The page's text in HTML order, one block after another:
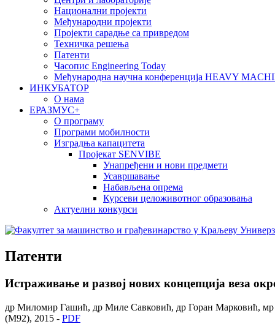
Национални пројекти
Међународни пројекти
Пројекти сарадње са привредом
Техничка решења
Патенти
Часопис Engineering Today
Међународна научна конференција HEAVY
ИНКУБАТОР
О нама
EРАЗМУС+
О програму
Програми мобилности
Изградња капацитета
Пројекат SENVIBE
Унапређени и нови предмети
Усавршавање
Набављена опрема
Курсеви целоживотног образовања
Актуелни конкурси
Патенти
Истраживање и развој нових концепција веза
др Миломир Гашић, др Миле Савковић, др Горан Марковић, мр
(M92), 2015 - PDF